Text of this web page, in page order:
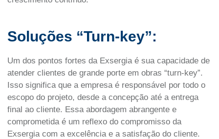
Soluções “Turn-key”:
Um dos pontos fortes da Exsergia é sua capacidade de
atender clientes de grande porte em obras “turn-key”.
Isso significa que a empresa é responsável por todo o
escopo do projeto, desde a concepção até a entrega
final ao cliente. Essa abordagem abrangente e
comprometida é um reflexo do compromisso da
Exsergia com a excelência e a satisfação do cliente.